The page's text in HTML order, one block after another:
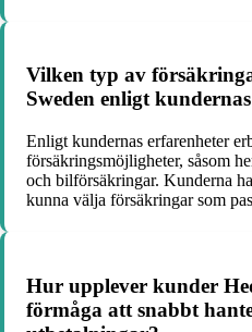
Vilken typ av
Sweden enligt
Enligt kundernas erfarenheter
försäkringsmöjligheter, såsom
och bilförsäkringar. Kunderna
kunna välja försäkringar som
Hur upplever kunder
förmåga att snabbt